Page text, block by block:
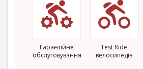
Гарантійне
обслуговування
Test Ride
велосипедів